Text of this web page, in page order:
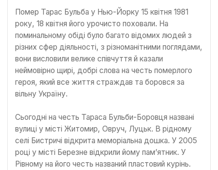
Помер Тарас Бульба у Нью-Йорку 15 квітня 1981
року, 18 квітня його урочисто поховали. На
поминальному обіді було багато відомих людей з
різних сфер діяльності, з різноманітними поглядами,
вони висловили велике співчуття й казали
неймовірно щирі, добрі слова на честь померлого
героя, який все життя страждав та боровся за
вільну Україну.
Сьогодні на честь Тараса Бульби-Боровця названі
вулиці у місті Житомир, Овруч, Луцьк. В рідному
селі Бистричі відкрита меморіальна дошка. У 2005
році у місті Березне відкрили йому пам’ятник. У
Рівному на його честь названий пластовий курінь.